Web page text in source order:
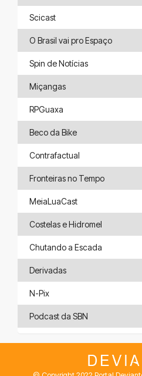
Scicast
O Brasil vai pro Espaço
Spin de Notícias
Miçangas
RPGuaxa
Beco da Bike
Contrafactual
Fronteiras no Tempo
MeiaLuaCast
Costelas e Hidromel
Chutando a Escada
Derivadas
N-Pix
Podcast da SBN